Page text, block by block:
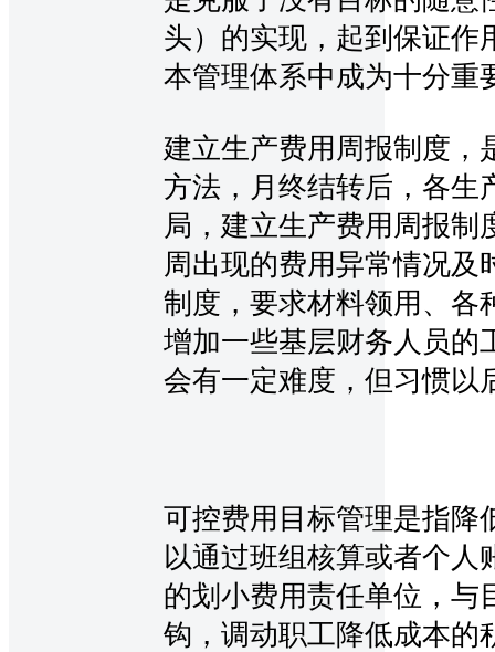
头）的实现，起到保证作
本管理体系中成为十分重
建立生产费用周报制度，
方法，月终结转后，各生
局，建立生产费用周报制
周出现的费用异常情况及
制度，要求材料领用、各
增加一些基层财务人员的
会有一定难度，但习惯以
可控费用目标管理是指降
以通过班组核算或者个人
的划小费用责任单位，与
钩，调动职工降低成本的